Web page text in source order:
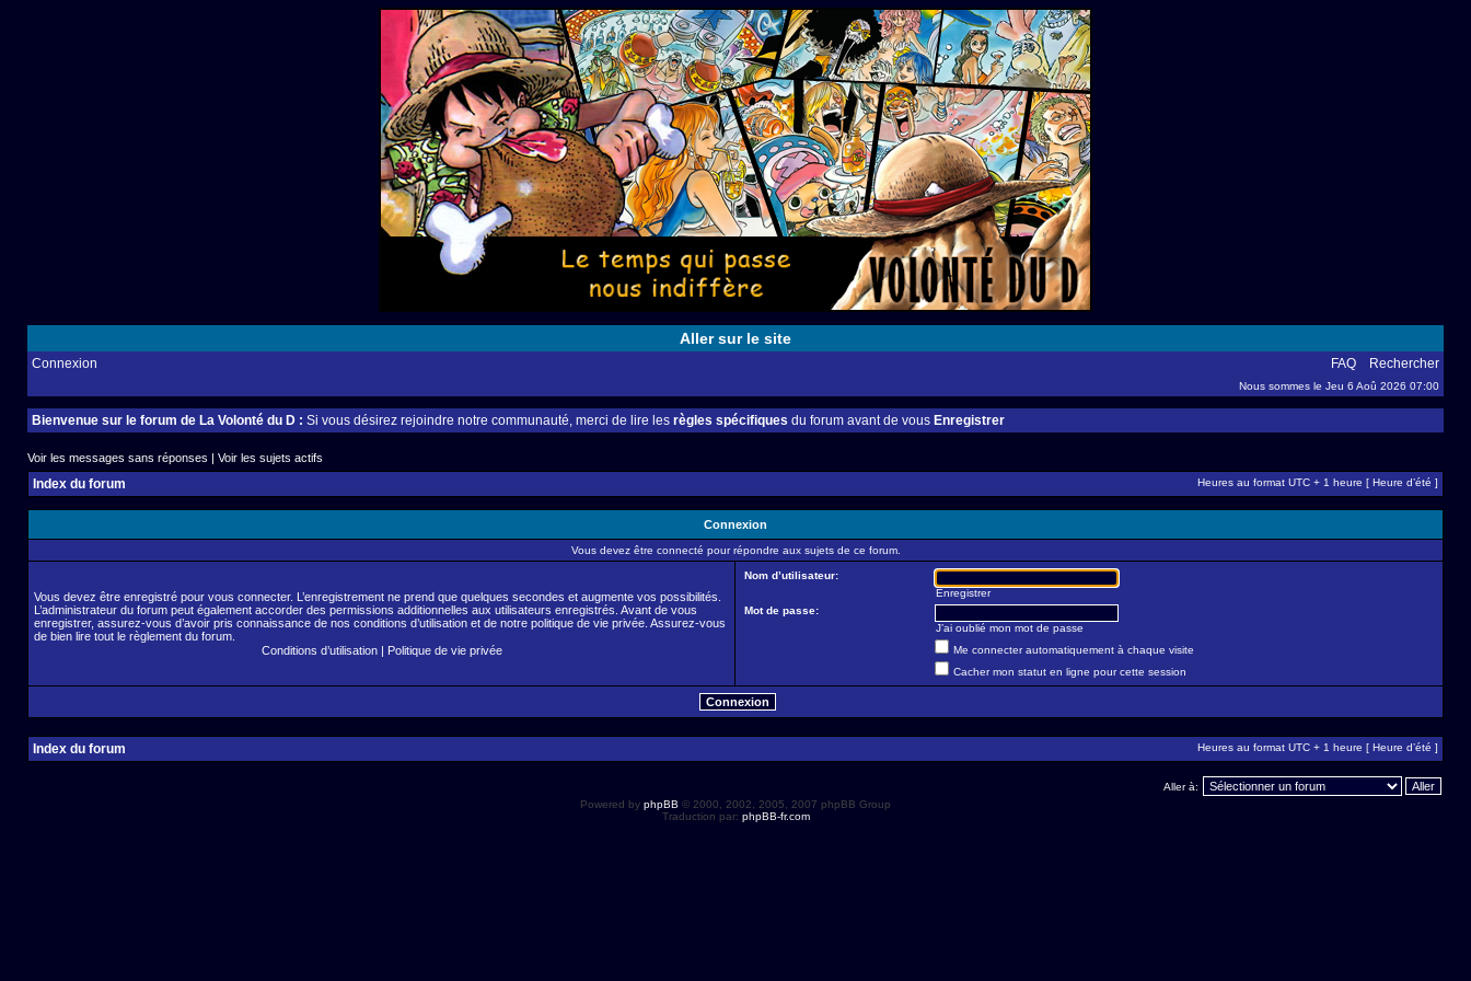
Aller sur le site
Connexion FAQ Rechercher
Nous sommes le Jeu 6 Aoû 2026 07:00
Bienvenue sur le forum de La Volonté du D : Si vous désirez rejoindre notre communauté, merci de lire les règles spécifiques du forum avant de vous Enregistrer
Voir les messages sans réponses | Voir les sujets actifs
Index du forum Heures au format UTC + 1 heure [ Heure d’été ]
Connexion
Vous devez être connecté pour répondre aux sujets de ce forum.
Vous devez être enregistré pour vous connecter. L’enregistrement ne prend que quelques secondes et augmente vos possibilités.
L’administrateur du forum peut également accorder des permissions additionnelles aux utilisateurs enregistrés. Avant de vous
enregistrer, assurez-vous d’avoir pris connaissance de nos conditions d’utilisation et de notre politique de vie privée. Assurez-vous
de bien lire tout le règlement du forum.
Conditions d’utilisation| Politique de vie privée
Nom d’utilisateur:
Enregistrer
Mot de passe:
J’ai oublié mon mot de passe
Me connecter automatiquement à chaque visite
Cacher mon statut en ligne pour cette session
Index du forum Heures au format UTC + 1 heure [ Heure d’été ]
Aller à:
Powered by phpBB © 2000, 2002, 2005, 2007 phpBB Group
Traduction par: phpBB-fr.com